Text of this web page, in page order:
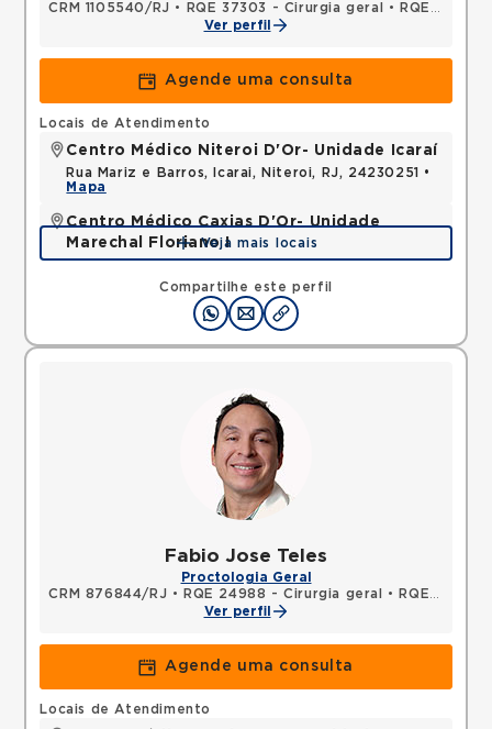
CRM 1105540/RJ • RQE 37303 - Cirurgia geral •
RQE 52203 - Coloproctologia
Ver perfil
Agende uma consulta
Compartilhe este perfil
Locais de Atendimento
Centro Médico Niteroi D'Or- Unidade Icaraí
Rua Mariz e Barros, Icarai, Niteroi, RJ, 24230251 •
Mapa
Centro Médico Caxias D'Or- Unidade
Marechal Floriano I
Avenida Perimetral Marechal Floriano, Jardim Vinte
e Cinco de Agosto, Duque de Caxias, RJ,
25075025 •Mapa
Veja mais locais
Fabio Jose Teles
Proctologia Geral
CRM 876844/RJ • RQE 24988 - Cirurgia geral •
RQE 24989 - Coloproctologia
Ver perfil
Agende uma consulta
Locais de Atendimento